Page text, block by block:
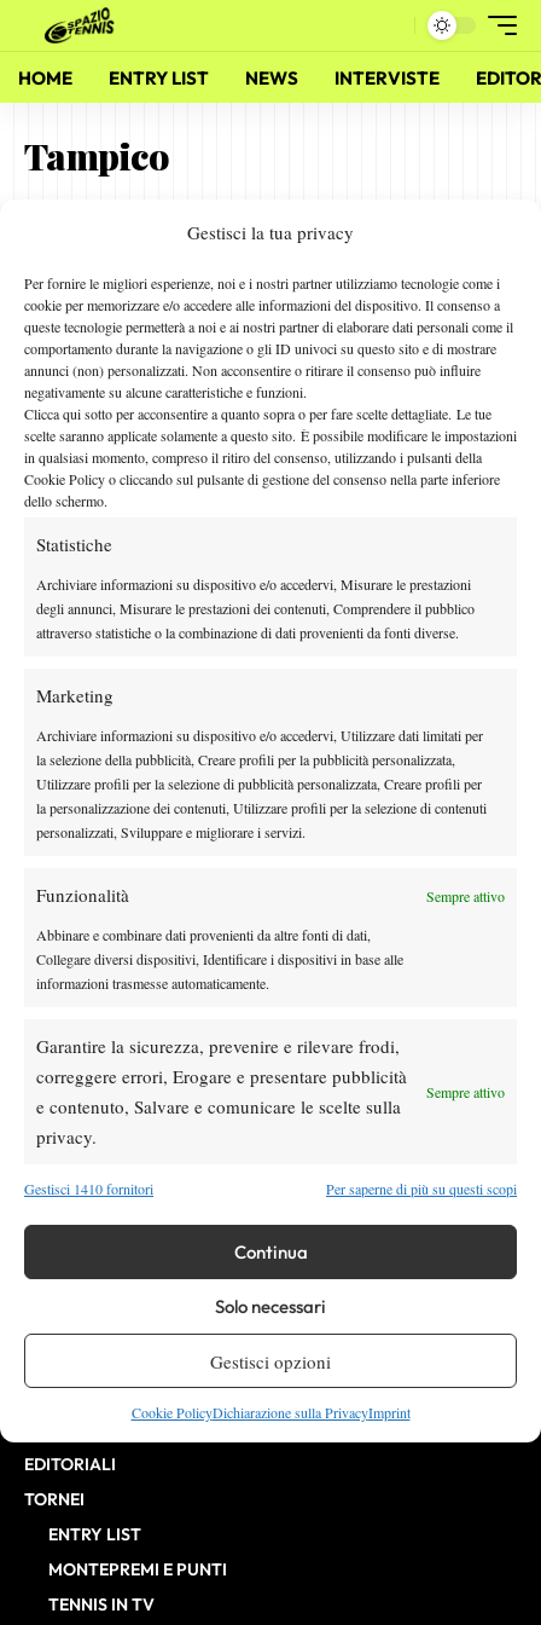
Gestisci la tua privacy
Per fornire le migliori esperienze, noi e i nostri partner utilizziamo tecnologie come i
cookie per memorizzare e/o accedere alle informazioni del dispositivo. Il consenso a
queste tecnologie permetterà a noi e ai nostri partner di elaborare dati personali come il
comportamento durante la navigazione o gli ID univoci su questo sito e di mostrare
annunci (non) personalizzati. Non acconsentire o ritirare il consenso può influire
negativamente su alcune caratteristiche e funzioni.
Clicca qui sotto per acconsentire a quanto sopra o per fare scelte dettagliate. Le tue
scelte saranno applicate solamente a questo sito. È possibile modificare le impostazioni
in qualsiasi momento, compreso il ritiro del consenso, utilizzando i pulsanti della
Cookie Policy o cliccando sul pulsante di gestione del consenso nella parte inferiore
dello schermo.
Statistiche
Archiviare informazioni su dispositivo e/o accedervi, Misurare le prestazioni
degli annunci, Misurare le prestazioni dei contenuti, Comprendere il pubblico
attraverso statistiche o la combinazione di dati provenienti da fonti diverse.
Marketing
Archiviare informazioni su dispositivo e/o accedervi, Utilizzare dati limitati per
la selezione della pubblicità, Creare profili per la pubblicità personalizzata,
Utilizzare profili per la selezione di pubblicità personalizzata, Creare profili per
la personalizzazione dei contenuti, Utilizzare profili per la selezione di contenuti
personalizzati, Sviluppare e migliorare i servizi.
Funzionalità Sempre attivo
Abbinare e combinare dati provenienti da altre fonti di dati,
Collegare diversi dispositivi, Identificare i dispositivi in base alle
informazioni trasmesse automaticamente.
Garantire la sicurezza, prevenire e rilevare frodi,
correggere errori, Erogare e presentare pubblicità
e contenuto, Salvare e comunicare le scelte sulla
privacy.
Sempre attivo
Gestisci 1410 fornitori Per saperne di più su questi scopi
Continua
Solo necessari
Gestisci opzioni
Cookie PolicyDichiarazione sulla PrivacyImprint
HOME ENTRY LIST NEWS INTERVISTE
Tampico
Martina Caregaro: “Spero di giocare presto gli Slam”
16 Ottobre 2015
Paolo Angella
Facebook
Instagram
Testata giornalisticaSpazio Tennis
Editore:VIBES MEDIA SRL, P.iva 14250480960
Direttore Responsabile: Alessandro Nizegorodcew
HOME
ENTRY LIST
NEWS
BILLIE JEAN KING CUP
ATP FINALS
EDITORIALI
TORNEI
ENTRY LIST
MONTEPREMI E PUNTI
TENNIS IN TV